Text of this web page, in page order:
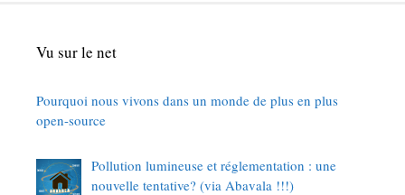
Vu sur le net
Pourquoi nous vivons dans un monde de plus en plus
open-source
Pollution lumineuse et réglementation : une
nouvelle tentative? (via Abavala !!!)